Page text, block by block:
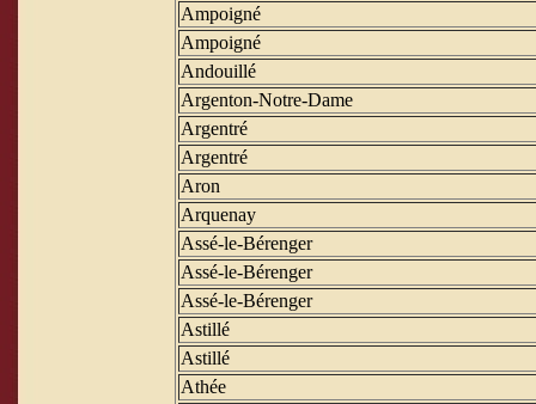
Ampoigné
Ampoigné
Andouillé
Argenton-Notre-Dame
Argentré
Argentré
Aron
Arquenay
Assé-le-Bérenger
Assé-le-Bérenger
Assé-le-Bérenger
Astillé
Astillé
Athée